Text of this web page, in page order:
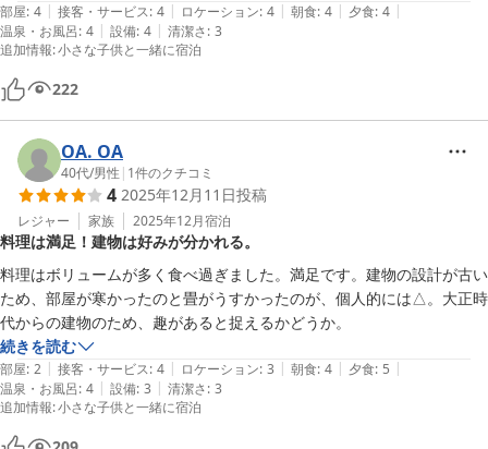
部屋: 4 | 接客・サービス: 4 | ロケーション: 4 | 朝食: 4 | 夕食: 4 |
温泉・お風呂: 4 | 設備: 4 | 清潔さ: 3
追加情報:小さな子供と一緒に宿泊
222
OA. OA
40代/男性 | 1件のクチコミ
4 2025年12月11日投稿
レジャー 家族 2025年12月宿泊
料理は満足！建物は好みが分かれる。
料理はボリュームが多く食べ過ぎました。満足です。建物の設計が古い
ため、部屋が寒かったのと畳がうすかったのが、個人的には△。大正時
代からの建物のため、趣があると捉えるかどうか。
続きを読む
部屋: 2 | 接客・サービス: 4 | ロケーション: 3 | 朝食: 4 | 夕食: 5 |
温泉・お風呂: 4 | 設備: 3 | 清潔さ: 3
追加情報:小さな子供と一緒に宿泊